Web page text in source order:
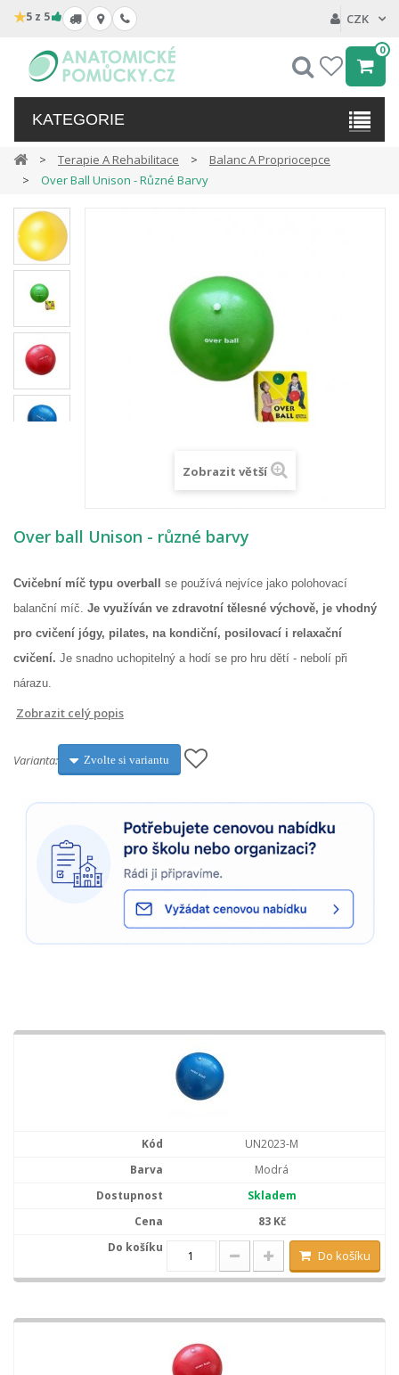
★5 z 5 CZK
My
wishlist
0
Hledat
KATEGORIE
Terapie A Rehabilitace
Balanc A Propriocepce
Over Ball Unison - Různé Barvy
Zobrazit větší
Over ball Unison - různé barvy
Cvičební míč typu overball se používá nejvíce jako polohovací
balanční míč. Je využíván ve zdravotní tělesné výchově, je vhodný
pro cvičení jógy, pilates, na kondiční, posilovací i relaxační
cvičení. Je snadno uchopitelný a hodí se pro hru dětí - nebolí při
nárazu.
Zobrazit celý popis
Varianta: Zvolte si variantu
UN2023-M
Modrá
Skladem
83 Kč
Do košíku